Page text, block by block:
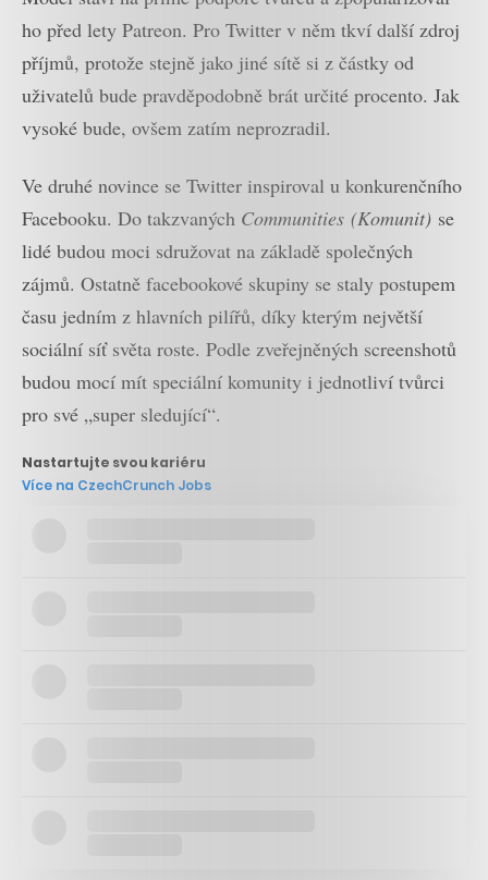
ho před lety Patreon. Pro Twitter v něm tkví další zdroj
příjmů, protože stejně jako jiné sítě si z částky od
uživatelů bude pravděpodobně brát určité procento. Jak
vysoké bude, ovšem zatím neprozradil.
Ve druhé novince se Twitter inspiroval u konkurenčního
Facebooku. Do takzvaných Communities (Komunit) se
lidé budou moci sdružovat na základě společných
zájmů. Ostatně facebookové skupiny se staly postupem
času jedním z hlavních pilířů, díky kterým největší
sociální síť světa roste. Podle zveřejněných screenshotů
budou mocí mít speciální komunity i jednotliví tvůrci
pro své „super sledující“.
Nastartujte svou kariéru
Více na CzechCrunch Jobs